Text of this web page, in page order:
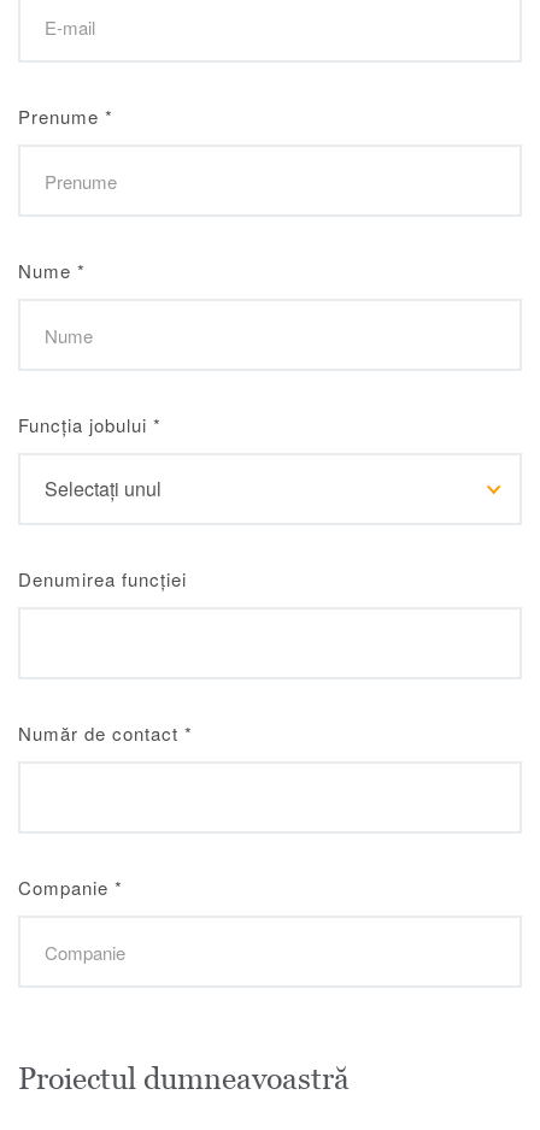
Prenume *
Nume *
Funcția jobului *
Denumirea funcției
Număr de contact *
Companie *
Proiectul dumneavoastră